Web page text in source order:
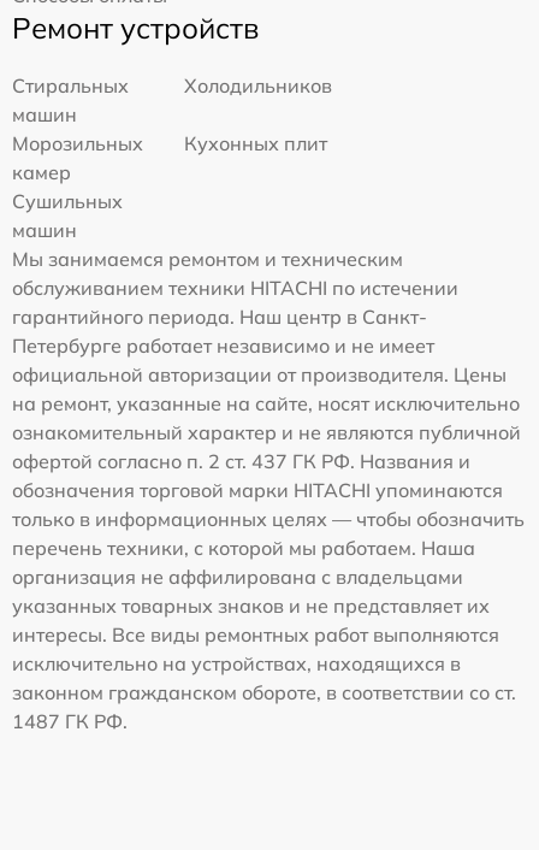
Ремонт устройств
Стиральных
машин
Холодильников
Морозильных
камер
Кухонных плит
Сушильных
машин
Мы занимаемся ремонтом и техническим
обслуживанием техники HITACHI по истечении
гарантийного периода. Наш центр в Санкт-
Петербурге работает независимо и не имеет
официальной авторизации от производителя. Цены
на ремонт, указанные на сайте, носят исключительно
ознакомительный характер и не являются публичной
офертой согласно п. 2 ст. 437 ГК РФ. Названия и
обозначения торговой марки HITACHI упоминаются
только в информационных целях — чтобы обозначить
перечень техники, с которой мы работаем. Наша
организация не аффилирована с владельцами
указанных товарных знаков и не представляет их
интересы. Все виды ремонтных работ выполняются
исключительно на устройствах, находящихся в
законном гражданском обороте, в соответствии со ст.
1487 ГК РФ.